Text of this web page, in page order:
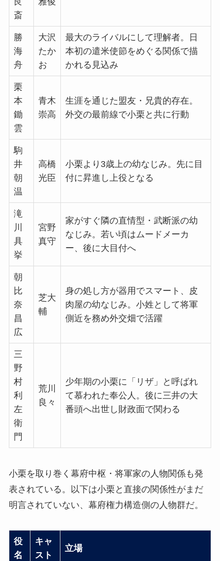
斎
勝
海
舟
大沢
たか
お
最大のライバルにして理解者。日
本初の遣米使節をめぐる関係で描
かれる見込み
栗
本
鋤
雲
青木
崇高
生涯を通じた盟友・兄貴的存在。
外交の最前線で小栗と共に行動
駒
井
朝
温
高橋
光臣
小栗より3歳上の幼なじみ。先に目
付に昇進し上役となる
滝
川
具
挙
宮野
真守
家がすぐ隣の直情型・武断派の幼
なじみ。若い頃はムードメーカ
ー、後に大目付へ
朝
比
奈
昌
広
芝大
輔
身の処し方が器用でスマート、皮
肉屋の幼なじみ。小姓として将軍
側近を務め外交畑で活躍
三
野
村
利
左
衛
門
荒川
良々
少年期の小栗に「リザ」と呼ばれ
て慕われた奉公人。後に三井の大
番頭へ出世し財政面で関わる
小栗を取り巻く幕府中枢・将軍家の人物関係も発
表されている。以下は小栗と直接の関係性がまだ
明言されていない、幕府権力構造側の人物群だ。
役
名
キャ
スト
立場